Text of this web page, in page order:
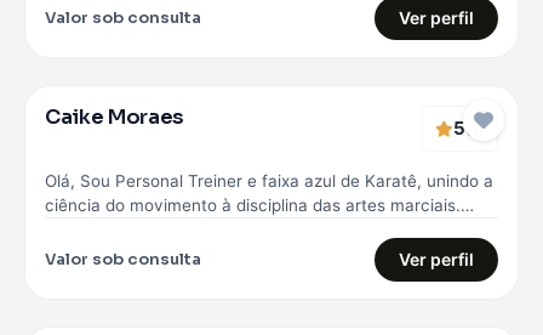
Valor sob consulta Ver perfil
EMBAIXADOR
Caike Moraes 5(1)
Olá, Sou Personal Treiner e faixa azul de Karatê, unindo a
ciência do movimento à disciplina das artes marciais.
Valor sob consulta Ver perfil